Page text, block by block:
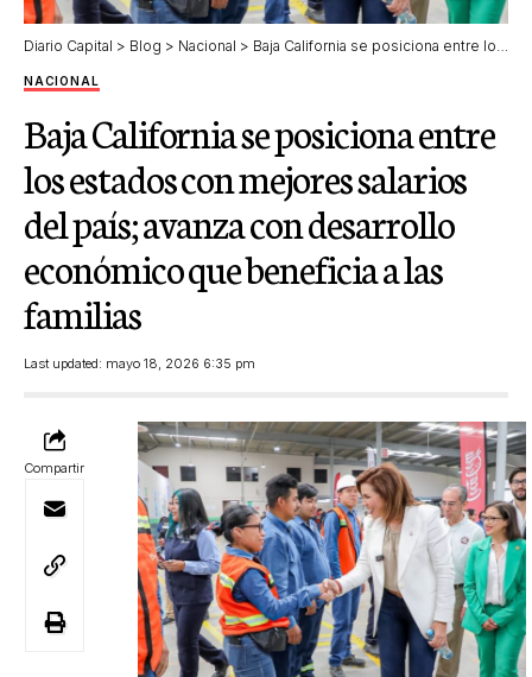
Diario Capital > Blog > Nacional > Baja California se posiciona entre los estados con mejores salarios del país; avanza con desarrollo económico que beneficia a las familias
NACIONAL
Baja California se posiciona entre
los estados con mejores salarios
del país; avanza con desarrollo
económico que beneficia a las
familias
Last updated: mayo 18, 2026 6:35 pm
Compartir